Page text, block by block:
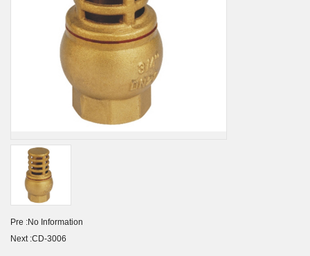
Pre :No Information
Next :CD-3006